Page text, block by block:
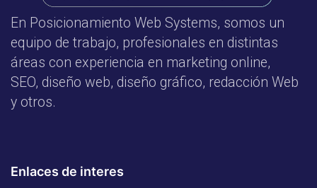
En Posicionamiento Web Systems, somos un
equipo de trabajo, profesionales en distintas
áreas con experiencia en marketing online,
SEO, diseño web, diseño gráfico, redacción Web
y otros.
Enlaces de interes